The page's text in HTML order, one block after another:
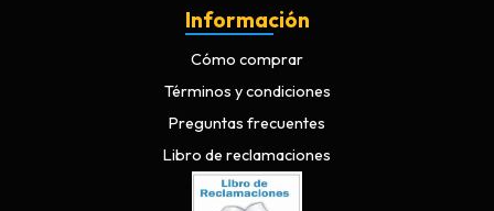
Información
Cómo comprar
Términos y condiciones
Preguntas frecuentes
Libro de reclamaciones